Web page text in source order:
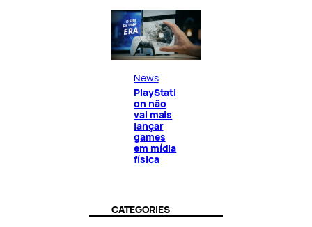
News
PlayStati
on não
vai mais
lançar
games
em mídia
física
CATEGORIES